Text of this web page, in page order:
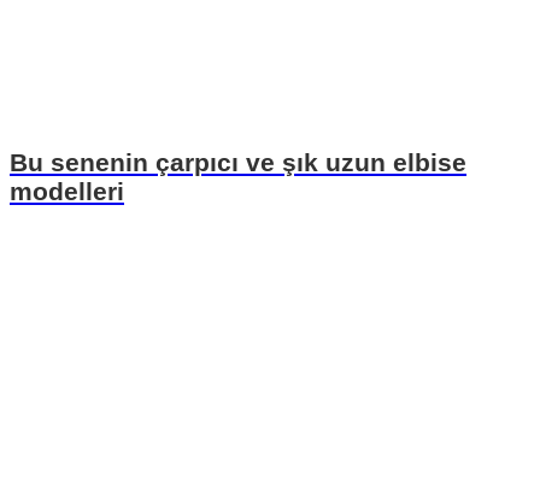
Bu senenin çarpıcı ve şık uzun elbise
modelleri